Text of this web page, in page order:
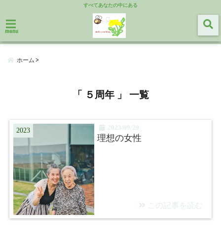
すべてあなたの中にある
menu
ホーム
「 ５周年 」 一覧
2023 2023/09/29
理想の女性
この記事を読む